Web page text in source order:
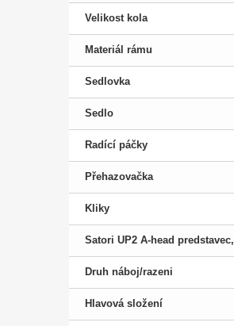
Velikost kola
Materiál rámu
Sedlovka
Sedlo
Radící páčky
Přehazovačka
Kliky
Satori UP2 A-head predstavec,
Druh náboj/razeni
Hlavová složení